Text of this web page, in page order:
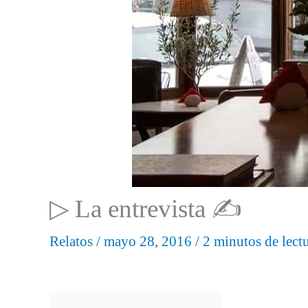
▷ La entrevista ✍
Relatos / mayo 28, 2016 / 2 minutos de